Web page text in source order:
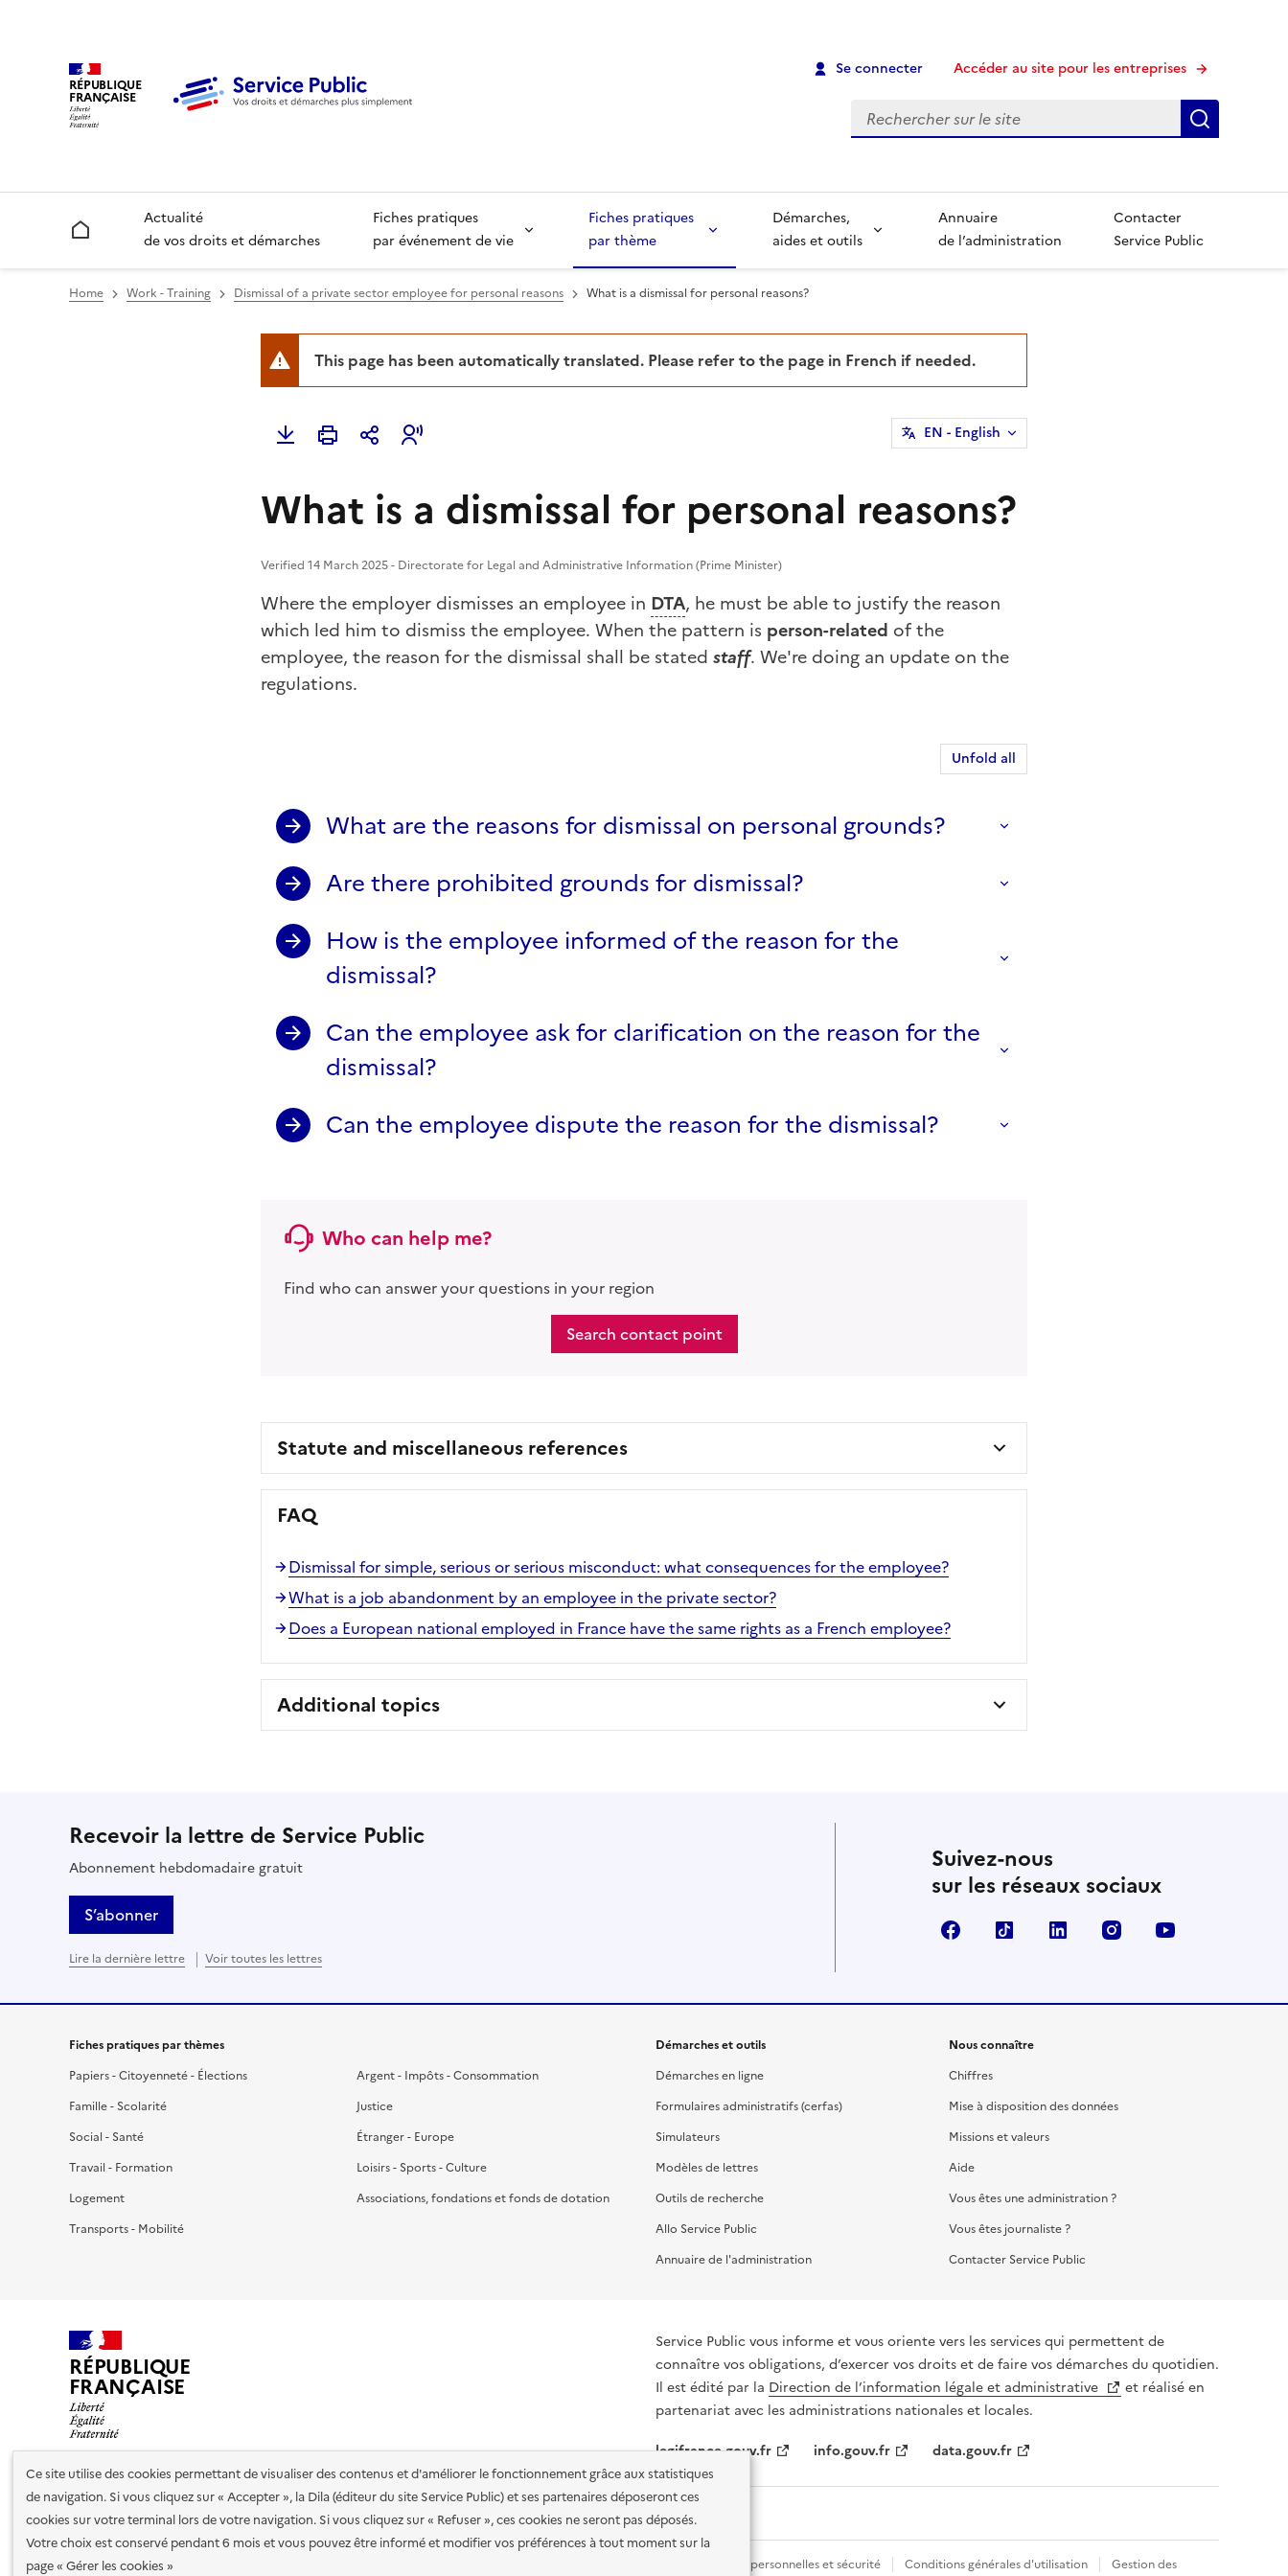
Ce site utilise des cookies permettant de visualiser des contenus et d'améliorer le fonctionnement grâce aux statistiques
de navigation. Si vous cliquez sur « Accepter », la Dila (éditeur du site Service Public) et ses partenaires déposeront ces
cookies sur votre terminal lors de votre navigation. Si vous cliquez sur « Refuser », ces cookies ne seront pas déposés.
Votre choix est conservé pendant 6 mois et vous pouvez être informé et modifier vos préférences à tout moment sur la
page « Gérer les cookies »
RÉPUBLIQUE
FRANÇAISE
Se connecter Accéder au site pour les entreprises
Recherche
Accueil
Actualité
de vos droits et démarches
Fiches pratiques
par événement de vie
Fiches pratiques
par thème
Démarches,
aides et outils
Annuaire
de l’administration
Contacter
Service Public
Home Work - Training Dismissal of a private sector employee for personal reasons What is a dismissal for personal reasons?
This page has been automatically translated. Please refer to the page in French if needed.
EN - English
What is a dismissal for personal reasons?
Verified 14 March 2025 - Directorate for Legal and Administrative Information (Prime Minister)
Where the employer dismisses an employee in DTA, he must be able to justify the reason
which led him to dismiss the employee. When the pattern is person-related of the
employee, the reason for the dismissal shall be stated staff. We're doing an update on the
regulations.
Unfold all
What are the reasons for dismissal on personal grounds?
Are there prohibited grounds for dismissal?
How is the employee informed of the reason for the
dismissal?
Can the employee ask for clarification on the reason for the
dismissal?
Can the employee dispute the reason for the dismissal?
Who can help me?
Find who can answer your questions in your region
Search contact point
Statute and miscellaneous references
FAQ
Dismissal for simple, serious or serious misconduct: what consequences for the employee?
What is a job abandonment by an employee in the private sector?
Does a European national employed in France have the same rights as a French employee?
Additional topics
Recevoir la lettre de Service Public
Abonnement hebdomadaire gratuit
S’abonner
Lire la dernière lettre Voir toutes les lettres
Suivez-nous
sur les réseaux sociaux
FacebookTikTok LinkedIn Instagram
Fiches pratiques par thèmes
Papiers - Citoyenneté - Élections
Famille - Scolarité
Social - Santé
Travail - Formation
Logement
Transports - Mobilité
Argent - Impôts - Consommation
Justice
Étranger - Europe
Loisirs - Sports - Culture
Associations, fondations et fonds de dotation
Démarches et outils
Démarches en ligne
Formulaires administratifs (cerfas)
Simulateurs
Modèles de lettres
Outils de recherche
Allo Service Public
Annuaire de l'administration
Nous connaître
Chiffres
Mise à disposition des données
Missions et valeurs
Aide
Vous êtes une administration ?
Vous êtes journaliste ?
Contacter Service Public
RÉPUBLIQUE
FRANÇAISE
Service Public vous informe et vous oriente vers les services qui permettent de
connaître vos obligations, d’exercer vos droits et de faire vos démarches du quotidien.
Il est édité par la Direction de l’information légale et administrative
et réalisé en
partenariat avec les administrations nationales et locales.
legifrance.gouv.fr
info.gouv.fr data.gouv.fr
Nos partenaires
Plan du site Accessibilité : totalement conforme Données personnelles et sécurité Conditions générales d'utilisation Gestion des